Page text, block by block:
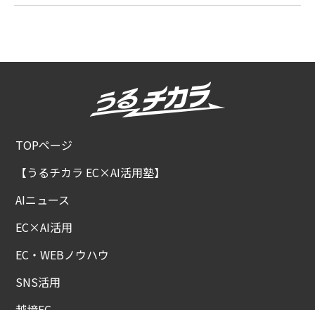
TOPページ
【うるチカラ EC×AI活用塾】
AIニュース
EC×AI活用
EC・WEBノウハウ
SNS活用